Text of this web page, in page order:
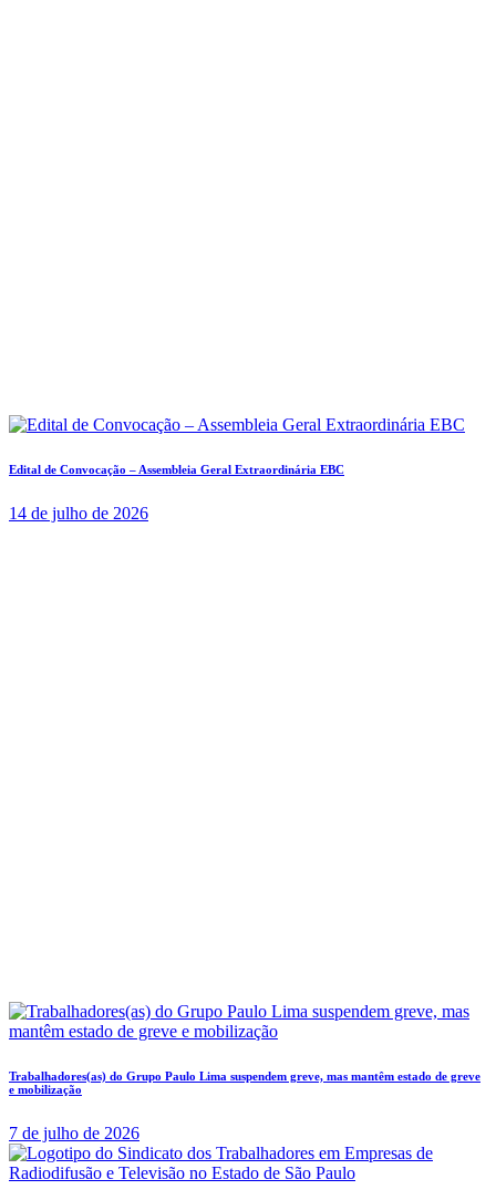
Edital de Convocação – Assembleia Geral Extraordinária EBC
14 de julho de 2026
Trabalhadores(as) do Grupo Paulo Lima suspendem greve, mas mantêm estado de greve
e mobilização
7 de julho de 2026